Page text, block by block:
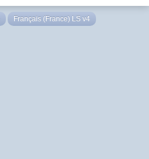
Français (France) LS v4